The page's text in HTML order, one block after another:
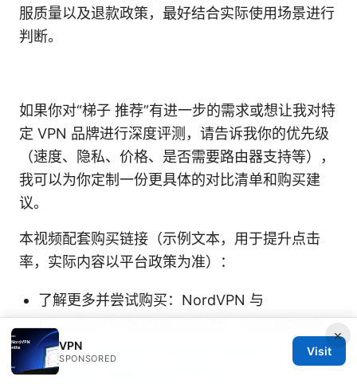
服质量以及退款政策，最好结合实际使用场景进行
判断。
如果你对“梯子 推荐”有进一步的需求或想让我对特
定 VPN 品牌进行深度评测，请告诉我你的优先级
（速度、隐私、价格、是否需要路由器支持等），
我可以为你定制一份更具体的对比清单和购买建
议。
本视频配套购买链接（示例文本，用于提升点击
率，实际内容以平台政策为准）：
了解更多并尝试购买：NordVPN 与
ExpressVPN 等全球知名品牌，点击查看特惠
方案 -https://go.nordvpn.net/aff_c?
offer_id=15&aff_id=132441
×
VPN
SPONSORED
Visit